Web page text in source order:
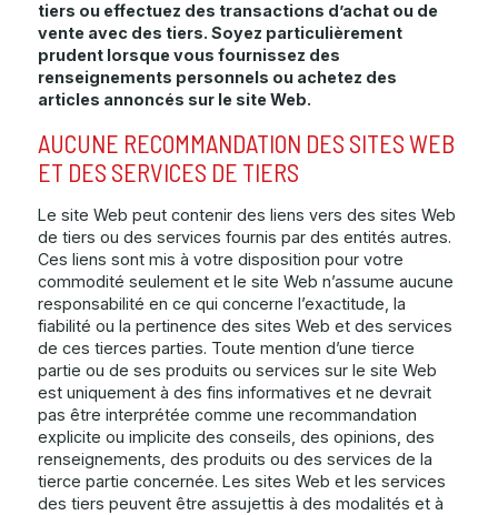
tiers ou effectuez des transactions d’achat ou de
vente avec des tiers. Soyez particulièrement
prudent lorsque vous fournissez des
renseignements personnels ou achetez des
articles annoncés sur le site Web.
AUCUNE RECOMMANDATION DES SITES WEB
ET DES SERVICES DE TIERS
Le site Web peut contenir des liens vers des sites Web
de tiers ou des services fournis par des entités autres.
Ces liens sont mis à votre disposition pour votre
commodité seulement et le site Web n’assume aucune
responsabilité en ce qui concerne l’exactitude, la
fiabilité ou la pertinence des sites Web et des services
de ces tierces parties. Toute mention d’une tierce
partie ou de ses produits ou services sur le site Web
est uniquement à des fins informatives et ne devrait
pas être interprétée comme une recommandation
explicite ou implicite des conseils, des opinions, des
renseignements, des produits ou des services de la
tierce partie concernée. Les sites Web et les services
des tiers peuvent être assujettis à des modalités et à